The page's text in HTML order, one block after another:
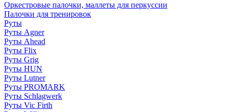
Оркестровые палочки, маллеты для перкуссии
Палочки для тренировок
Руты
Руты Agner
Руты Ahead
Руты Flix
Руты Grig
Руты HUN
Руты Lutner
Руты PROMARK
Руты Schlagwerk
Руты Vic Firth